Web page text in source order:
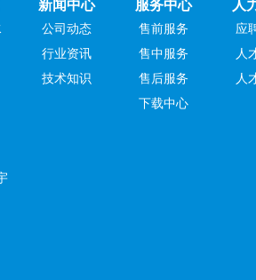
新闻中心
公司动态
行业资讯
技术知识
服务中心
售前服务
售中服务
售后服务
下载中心
人
应
人
人